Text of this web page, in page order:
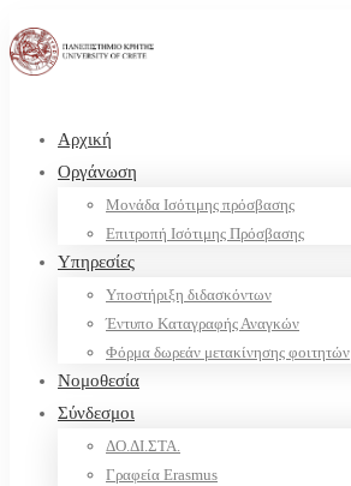
Αρχική
Οργάνωση
Μονάδα Ισότιμης πρόσβασης
Επιτροπή Ισότιμης Πρόσβασης
Υπηρεσίες
Υποστήριξη διδασκόντων
Έντυπο Καταγραφής Αναγκών
Φόρμα δωρεάν μετακίνησης φοιτητών
Νομοθεσία
Σύνδεσμοι
ΔΟ.ΔΙ.ΣΤΑ.
Γραφεία Erasmus